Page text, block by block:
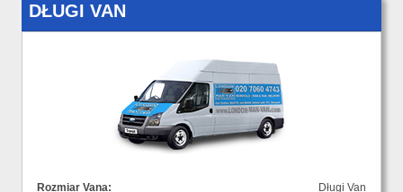
DŁUGI VAN
Rozmiar Vana:
Długi Van